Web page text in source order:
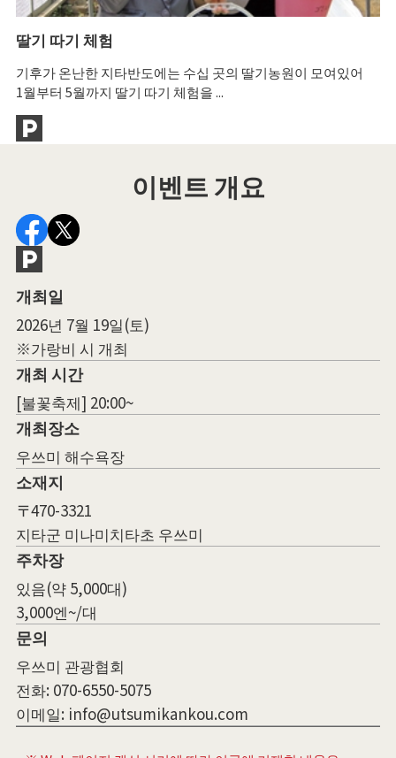
딸기 따기 체험
기후가 온난한 지타반도에는 수십 곳의 딸기농원이 모여있어
1월부터 5월까지 딸기 따기 체험을 ...
이벤트 개요
개최일
2026년 7월 19일(토)
※가랑비 시 개최
개최 시간
[불꽃축제] 20:00~
개최장소
우쓰미 해수욕장
소재지
〒470-3321
지타군 미나미치타초 우쓰미
주차장
있음(약 5,000대)
3,000엔~/대
문의
우쓰미 관광협회
전화: 070-6550-5075
이메일: info@utsumikankou.com